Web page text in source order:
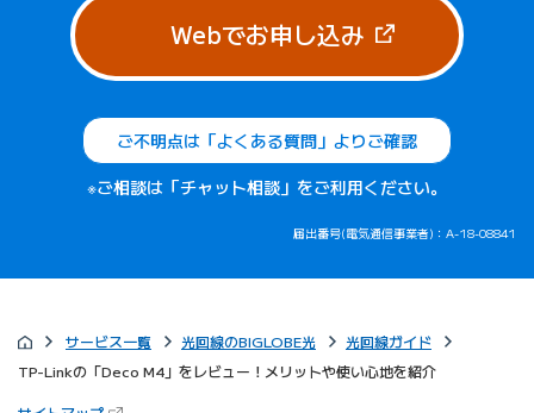
Webでお申し込み（新しいタブ
ご不明点は「よくある質問」よりご確認
※ご相談は「チャット相談」をご利用ください。
届出番号(電気通信事業者)：A-18-08841
サービス一覧 光回線のBIGLOBE光
光回線ガイド
TP-Linkの「Deco M4」をレビュー！メリットや使い心地を紹介